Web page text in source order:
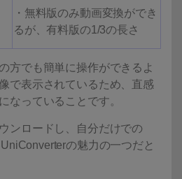
・無料版のみ動画変換ができ
るが、有料版の1/3の長さ
方でも簡単に操作ができるよ
で表示されているため、直感
なっていることです。
ンロードし、自分だけでの
の魅力の一つだと